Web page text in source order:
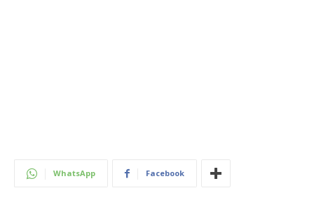
WhatsApp Facebook